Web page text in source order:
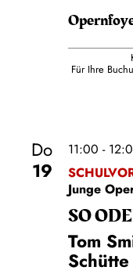
Für Ihre
Do
19
11:00 -
Junge
SO
Tom
Schütte